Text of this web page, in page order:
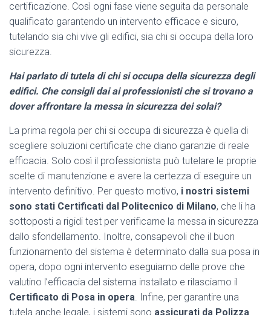
certificazione. Così ogni fase viene seguita da personale
qualificato garantendo un intervento efficace e sicuro,
tutelando sia chi vive gli edifici, sia chi si occupa della loro
sicurezza.
Hai parlato di tutela di chi si occupa della sicurezza degli
edifici. Che consigli dai ai professionisti che si trovano a
dover affrontare la messa in sicurezza dei solai?
La prima regola per chi si occupa di sicurezza è quella di
scegliere soluzioni certificate che diano garanzie di reale
efficacia. Solo così il professionista può tutelare le proprie
scelte di manutenzione e avere la certezza di eseguire un
intervento definitivo. Per questo motivo, i nostri sistemi
sono stati Certificati dal Politecnico di Milano, che li ha
sottoposti a rigidi test per verificarne la messa in sicurezza
dallo sfondellamento. Inoltre, consapevoli che il buon
funzionamento del sistema è determinato dalla sua posa in
opera, dopo ogni intervento eseguiamo delle prove che
valutino l’efficacia del sistema installato e rilasciamo il
Certificato di Posa in opera. Infine, per garantire una
tutela anche legale, i sistemi sono assicurati da Polizza